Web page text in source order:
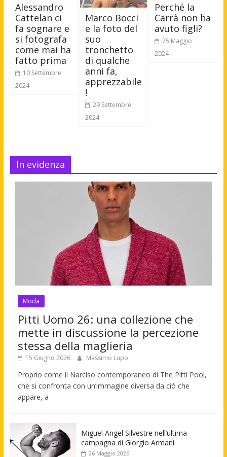
Alessandro
Cattelan ci
fa sognare e
si fotografa
come mai ha
fatto prima
10 Settembre
2024
Marco Bocci
e la foto del
suo
tronchetto
di qualche
anni fa,
apprezzabile
!
29 Settembre
2024
Perché la
Carrà non ha
avuto figli?
25 Maggio
2024
In evidenza
Moda
Pitti Uomo 26: una collezione che
mette in discussione la percezione
stessa della maglieria
15 Giugno 2026 Massimo Lupo
Proprio come il Narciso contemporaneo di The Pitti Pool,
che si confronta con un’immagine diversa da ciò che
appare, a
Miguel Angel Silvestre nell’ultima
campagna di Giorgio Armani
26 Maggio 2026